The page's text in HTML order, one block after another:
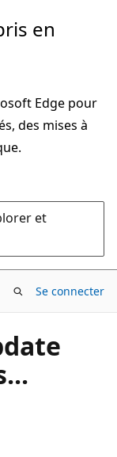
en
Edge pour
des mises à
et
Se connecter